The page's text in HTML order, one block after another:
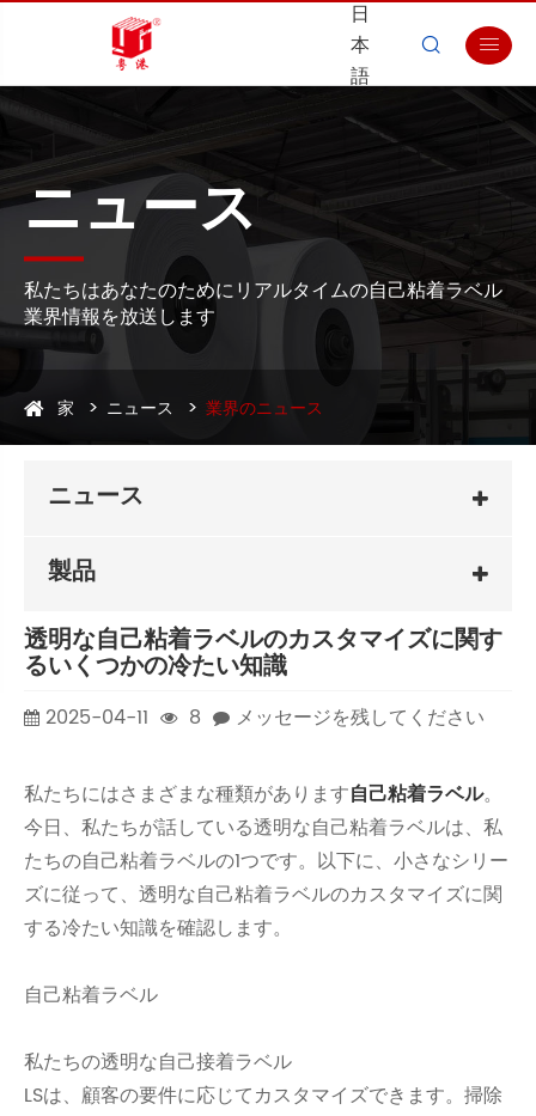
日
本
語
 
ニュース
私たちはあなたのためにリアルタイムの自己粘着ラベル
業界情報を放送します
家 ニュース 業界のニュース
ニュース
製品
透明な自己粘着ラベルのカスタマイズに関す
るいくつかの冷たい知識
2025-04-11 8 メッセージを残してください
私たちにはさまざまな種類があります自己粘着ラベル。
今日、私たちが話している透明な自己粘着ラベルは、私
たちの自己粘着ラベルの1つです。以下に、小さなシリー
ズに従って、透明な自己粘着ラベルのカスタマイズに関
する冷たい知識を確認します。
自己粘着ラベル
私たちの透明な自己接着ラベル
LSは、顧客の要件に応じてカスタマイズできます。掃除